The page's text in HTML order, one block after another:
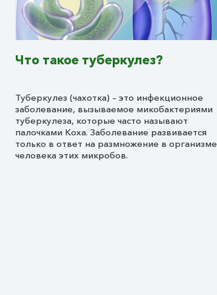
Что такое туберкулез?
Туберкулез (чахотка) – это инфекционное
заболевание, вызываемое микобактериями
туберкулеза, которые часто называют
палочками Коха. Заболевание развивается
только в ответ на размножение в организме
человека этих микробов.